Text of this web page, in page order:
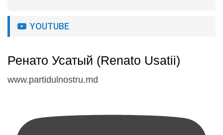
YOUTUBE
Ренато Усатый (Renato Usatii)
www.partidulnostru.md